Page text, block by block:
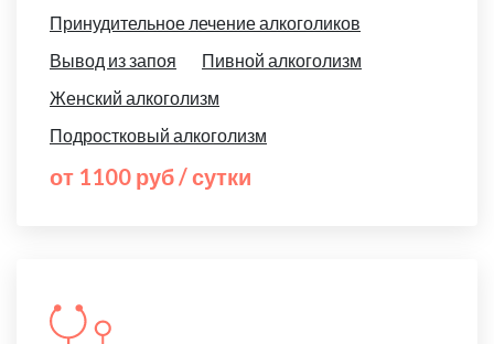
Принудительное лечение алкоголиков
Вывод из запоя
Пивной алкоголизм
Женский алкоголизм
Подростковый алкоголизм
от 1100 руб / сутки